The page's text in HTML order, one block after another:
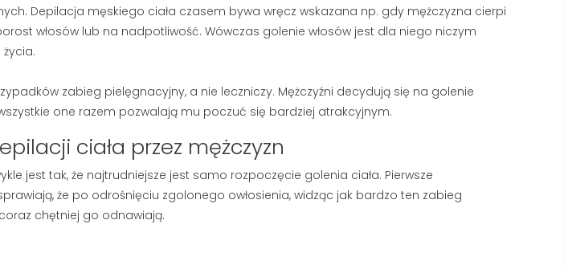
MĘŻCZYZNA
PEELINGU I
262 wyświetlenia
że mydło i woda
do pielęgnacji
twarzy? Jeśli zmagasz
– DLACZEGO TWOJA
PIANA ZNIKA I JAK TO
NAPRAWIĆ?
Kupiłeś luksusowe mydło, ale
piana znika z Twojej twarzy w
kilka sekund? W większości
DLA MĘŻCZYZN:
Pierwsze linie na czole i
łapki to nie powód do
Depilacja męskiego ciała czasem bywa wręcz wskazana np. gdy mężczyzna cierpi
włosów lub na nadpotliwość. Wówczas golenie włosów jest dla niego niczym
zabieg pielęgnacyjny, a nie leczniczy. Mężczyźni decydują się na golenie
one razem pozwalają mu poczuć się bardziej atrakcyjnym.
ciała przez mężczyzn
jest tak, że najtrudniejsze jest samo rozpoczęcie golenia ciała. Pierwsze
że po odrośnięciu zgolonego owłosienia, widząc jak bardzo ten zabieg
chętniej go odnawiają.